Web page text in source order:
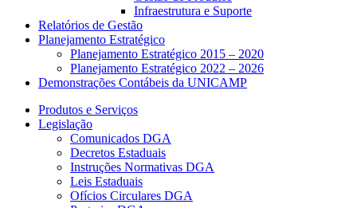
Infraestrutura e Suporte
Relatórios de Gestão
Planejamento Estratégico
Planejamento Estratégico 2015 – 2020
Planejamento Estratégico 2022 – 2026
Demonstrações Contábeis da UNICAMP
Produtos e Serviços
Legislação
Comunicados DGA
Decretos Estaduais
Instruções Normativas DGA
Leis Estaduais
Ofícios Circulares DGA